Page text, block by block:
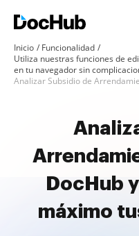
Inicio
Funcionalidad
Utiliza nuestras funciones de
en tu navegador sin
Analizar Subsidio de
DocHub
máximo